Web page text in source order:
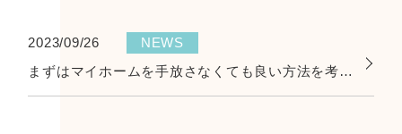
2023/09/26
NEWS
まずはマイホームを手放さなくても良い方法を考えましょう。